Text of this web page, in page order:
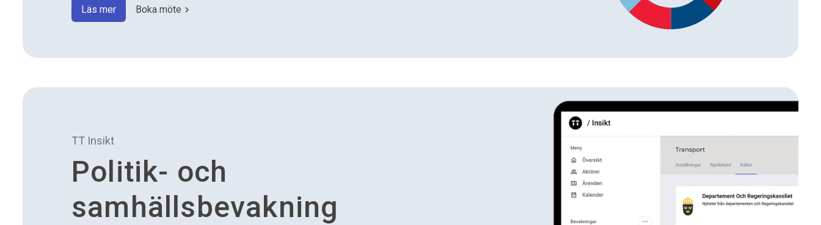
Läs mer Boka möte chevron_right
TT Insikt
Politik- och
samhällsbevakning